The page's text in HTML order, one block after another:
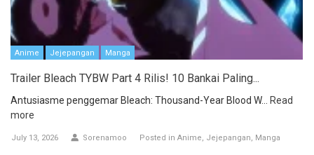
Anime Jejepangan Manga
Trailer Bleach TYBW Part 4 Rilis! 10 Bankai Paling...
Antusiasme penggemar Bleach: Thousand-Year Blood W...
Read
more
July 13, 2026 Sorenamoo Posted in Anime Jejepangan Manga